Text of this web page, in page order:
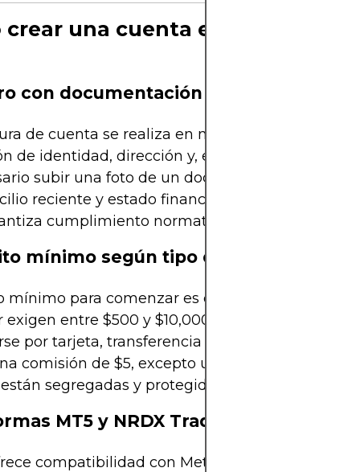
crear una cuenta en NRDX paso
con documentación validada
de cuenta se realiza en minutos, pero incluye
de identidad, dirección y, en algunos casos,
subir una foto de un documento oficial,
reciente y estado financiero si se solicita
cumplimiento normativo y seguridad
mínimo según tipo de cuenta
mínimo para comenzar es de $1, pero las
entre $500 y $10,000. Los fondos pueden
por tarjeta, transferencia bancaria o DTC. Los
comisión de $5, excepto uno gratuito al mes.
segregadas y protegidas hasta $20,000
MT5 y NRDX Trader
compatibilidad con MetaTrader 5 y su app